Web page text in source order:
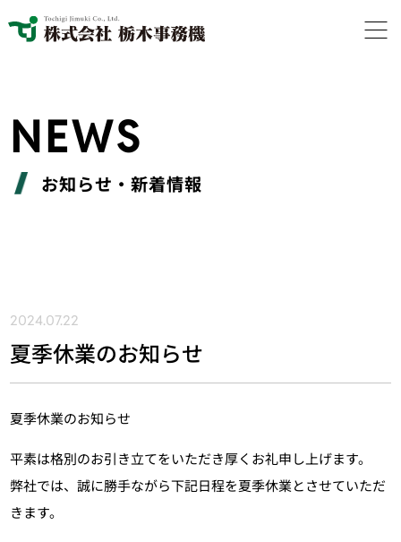
NEWS
お知らせ・新着情報
2024.07.22
夏季休業のお知らせ
夏季休業のお知らせ
平素は格別のお引き立てをいただき厚くお礼申し上げます。
弊社では、誠に勝手ながら下記日程を夏季休業とさせていただ
きます。